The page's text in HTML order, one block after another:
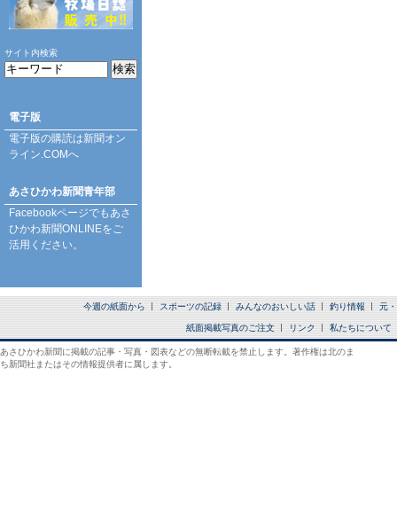
サイト内検索
電子版
電子版の購読は新聞オン
ライン.COMへ
あさひかわ新聞青年部
Facebookページでもあさ
ひかわ新聞ONLINEをご
活用ください。
今週の紙面から スポーツの記録 みんなのおいしい話 釣り情報 元
紙面掲載写真のご注文 リンク 私たちについて
あさひかわ新聞に掲載の記事・写真・図表などの無断転載を禁止します。著作権は北のま
ち新聞社またはその情報提供者に属します。